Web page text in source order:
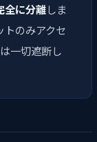
全に分離しま
トのみアクセ
一切遮断し